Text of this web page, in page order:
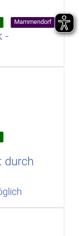
Mammendorf
-
durch